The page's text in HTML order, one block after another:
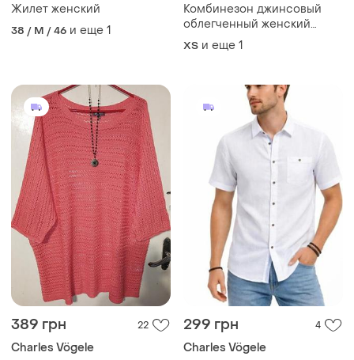
Жилет женский
38 / M / 46 и еще 1
Комбинезон джинсовый
облегченный женский
charies vogele синего цвета
размер 158, xs, s, джинс
ХS и еще 1
389 грн 22
Charles Vögele
299 грн 4
Charles Vögele